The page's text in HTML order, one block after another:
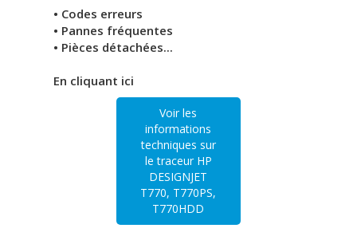
• Codes erreurs
• Pannes fréquentes
• Pièces détachées...
En cliquant ici
Voir les
informations
techniques sur
le traceur HP
DESIGNJET
T770, T770PS,
T770HDD